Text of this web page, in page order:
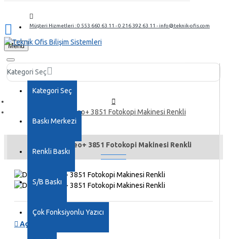
Müşteri Hizmetleri : 0 553 660 63 11 - 0 216 392 63 11 - info@teknik-ofis.com
Menu
Kategori Seç
Kategori Seç
Baskı Merkezi
Renkli Baskı
S/B Baskı
Çok Fonksiyonlu Yazıcı
Develop ineo+ 3851 Fotokopi Makinesi Renkli
Develop ineo+ 3851 Fotokopi Makinesi Renkli
Açıklama